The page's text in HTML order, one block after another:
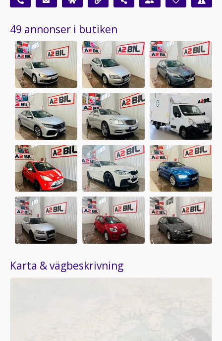
49 annonser i butiken
Karta & vägbeskrivning